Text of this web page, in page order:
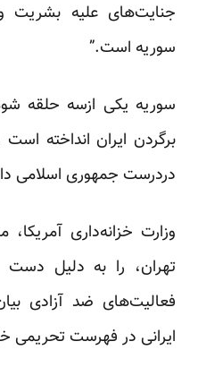
جنایت‌های علیه بشریت
سوریه است.”
سوریه یکی ازسه حلقه
برگردن ایران انداخته
دردرست جمهوری اسلامی
وزارت خزانه‌داری
تهران، را به دلیل
فعالیت‌های ضد آزادی
ایرانی در فهرست تحریمی